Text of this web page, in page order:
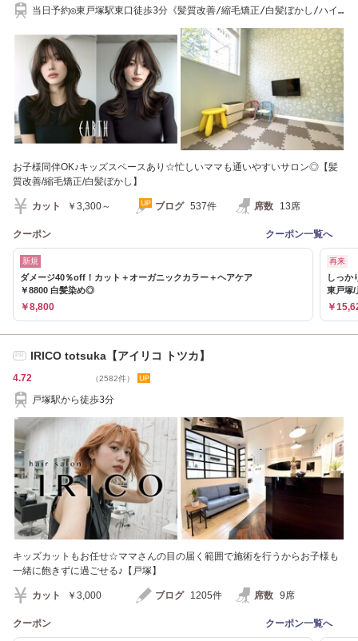
当日予約◎東戸塚駅東口徒歩3分《髪質改善/縮毛矯正/白髪ぼかし/ハイ
お子様同伴OK♪キッズスペースあり☆忙しいママも通いやすいサロン◎【髪
質改善/縮毛矯正/白髪ぼかし】
カット ￥3,300～ ブログ 537件 席数 13席
クーポン クーポン一覧へ
新規
ダメージ40％off！カット＋オーガニックカラー＋ヘアケア
￥8800 白髪染め◎
￥8,800
再来
しっか
東戸塚/
￥
PR IRICO totsuka【アイリコ トツカ】
4.72 （2582件）
戸塚駅から徒歩3分
キッズカットもお任せ☆ママさんの目の届く範囲で施術を行うからお子様も
一緒に飽きずに過ごせる♪【戸塚】
カット ￥3,000 ブログ 1205件 席数 9席
クーポン クーポン一覧へ